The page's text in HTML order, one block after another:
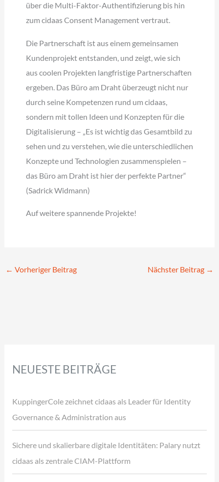
über die Multi-Faktor-Authentifizierung bis hin
zum cidaas Consent Management vertraut.
Die Partnerschaft ist aus einem gemeinsamen
Kundenprojekt entstanden, und zeigt, wie sich
aus coolen Projekten langfristige Partnerschaften
ergeben. Das Büro am Draht überzeugt nicht nur
durch seine Kompetenzen rund um cidaas,
sondern mit tollen Ideen und Konzepten für die
Digitalisierung – „Es ist wichtig das Gesamtbild zu
sehen und zu verstehen, wie die unterschiedlichen
Konzepte und Technologien zusammenspielen –
das Büro am Draht ist hier der perfekte Partner“
(Sadrick Widmann)
Auf weitere spannende Projekte!
← Vorheriger Beitrag Nächster Beitrag →
NEUESTE BEITRÄGE
KuppingerCole zeichnet cidaas als Leader für Identity
Governance & Administration aus
Sichere und skalierbare digitale Identitäten: Palary nutzt
cidaas als zentrale CIAM-Plattform